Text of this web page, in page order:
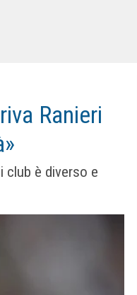
Ranieri
club è diverso e